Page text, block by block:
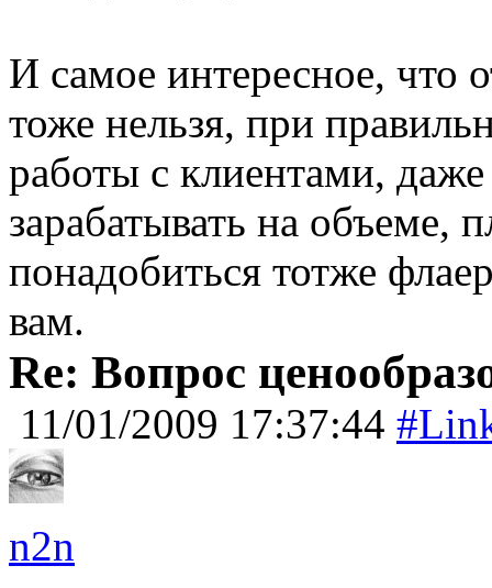
И самое интересное, что
тоже нельзя, при
работы с клиентами,
зарабатывать на объеме,
понадобиться тотже
вам.
Re: Вопрос
11/01/2009 17:37:44
n2n